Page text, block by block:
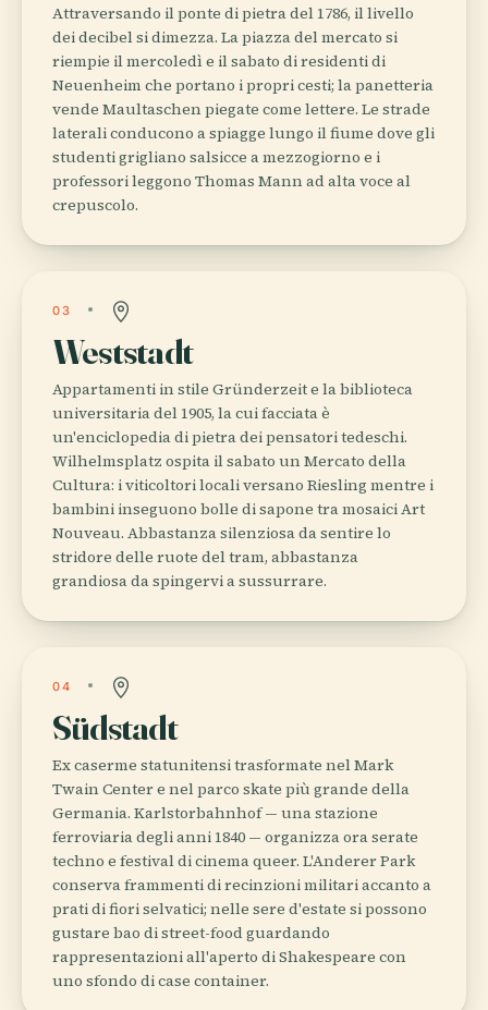
Attraversando il ponte di pietra del 1786, il livello
dei decibel si dimezza. La piazza del mercato si
riempie il mercoledì e il sabato di residenti di
Neuenheim che portano i propri cesti; la panetteria
vende Maultaschen piegate come lettere. Le strade
laterali conducono a spiagge lungo il fiume dove gli
studenti grigliano salsicce a mezzogiorno e i
professori leggono Thomas Mann ad alta voce al
crepuscolo.
03
Weststadt
Appartamenti in stile Gründerzeit e la biblioteca
universitaria del 1905, la cui facciata è
un'enciclopedia di pietra dei pensatori tedeschi.
Wilhelmsplatz ospita il sabato un Mercato della
Cultura: i viticoltori locali versano Riesling mentre i
bambini inseguono bolle di sapone tra mosaici Art
Nouveau. Abbastanza silenziosa da sentire lo
stridore delle ruote del tram, abbastanza
grandiosa da spingervi a sussurrare.
04
Südstadt
Ex caserme statunitensi trasformate nel Mark
Twain Center e nel parco skate più grande della
Germania. Karlstorbahnhof — una stazione
ferroviaria degli anni 1840 — organizza ora serate
techno e festival di cinema queer. L'Anderer Park
conserva frammenti di recinzioni militari accanto a
prati di fiori selvatici; nelle sere d'estate si possono
gustare bao di street-food guardando
rappresentazioni all'aperto di Shakespeare con
uno sfondo di case container.